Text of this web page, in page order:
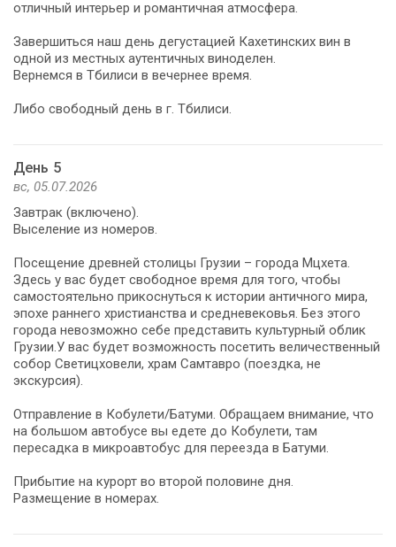
отличный интерьер и романтичная атмосфера.
Завершиться наш день дегустацией Кахетинских вин в
одной из местных аутентичных виноделен.
Вернемся в Тбилиси в вечернее время.
Либо свободный день в г. Тбилиси.
День 5
вс, 05.07.2026
Завтрак (включено).
Выселение из номеров.
Посещение древней столицы Грузии – города Мцхета.
Здесь у вас будет свободное время для того, чтобы
самостоятельно прикоснуться к истории античного мира,
эпохе раннего христианства и средневековья. Без этого
города невозможно себе представить культурный облик
Грузии.У вас будет возможность посетить величественный
собор Светицховели, храм Самтавро (поездка, не
экскурсия).
Отправление в Кобулети/Батуми. Обращаем внимание, что
на большом автобусе вы едете до Кобулети, там
пересадка в микроавтобус для переезда в Батуми.
Прибытие на курорт во второй половине дня.
Размещение в номерах.